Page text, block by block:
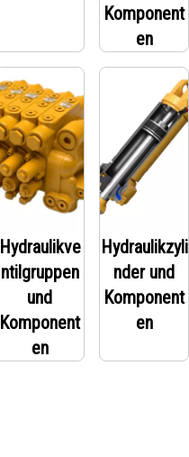
Komponent
en
Hydraulikve
ntilgruppen
und
Komponent
en
Hydraulikzyli
nder und
Komponent
en